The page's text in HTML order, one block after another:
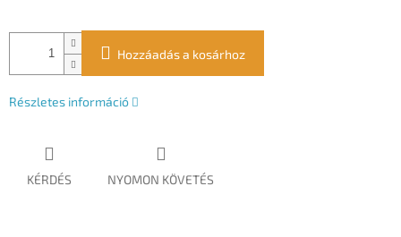
Hozzáadás a kosárhoz
Részletes információ
KÉRDÉS NYOMON KÖVETÉS